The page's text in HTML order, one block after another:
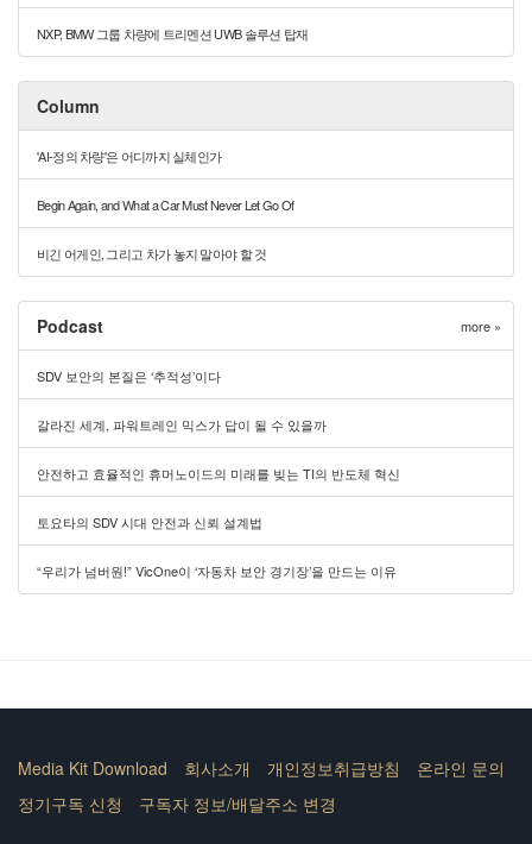
NXP, BMW 그룹 차량에 트리멘션 UWB 솔루션 탑재
Column
'AI-정의 차량'은 어디까지 실체인가
Begin Again, and What a Car Must Never Let Go Of
비긴 어게인, 그리고 차가 놓지 말아야 할 것
Podcast more »
SDV 보안의 본질은 ‘추적성’이다
갈라진 세계, 파워트레인 믹스가 답이 될 수 있을까
안전하고 효율적인 휴머노이드의 미래를 빚는 TI의 반도체 혁신
토요타의 SDV 시대 안전과 신뢰 설계법
“우리가 넘버원!” VicOne이 ‘자동차 보안 경기장’을 만드는 이유
Media Kit Download 회사소개 개인정보취급방침
온라인 문의
정기구독 신청
구독자 정보/배달주소 변경